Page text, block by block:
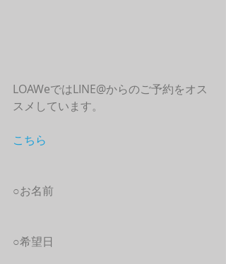
LOAWeではLINE@からのご予約をオス
スメしています。
こちら
○お名前
○希望日